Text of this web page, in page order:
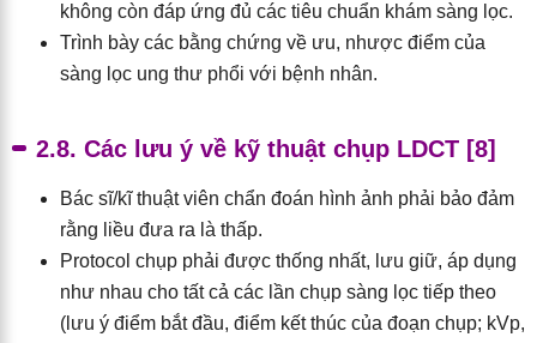
không còn đáp ứng đủ các tiêu chuẩn khám sàng lọc.
Trình bày các bằng chứng về ưu, nhược điểm của
sàng lọc ung thư phổi với bệnh nhân.
2.8. Các lưu ý về kỹ thuật chụp LDCT [8]
Bác sĩ/kĩ thuật viên chẩn đoán hình ảnh phải bảo đảm
rằng liều đưa ra là thấp.
Protocol chụp phải được thống nhất, lưu giữ, áp dụng
như nhau cho tất cả các lần chụp sàng lọc tiếp theo
(lưu ý điểm bắt đầu, điểm kết thúc của đoạn chụp; kVp,